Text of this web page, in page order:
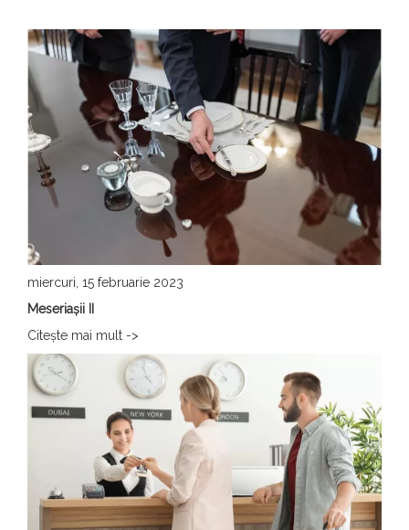
miercuri, 15 februarie 2023
Meseriașii II
Citeşte mai mult ->